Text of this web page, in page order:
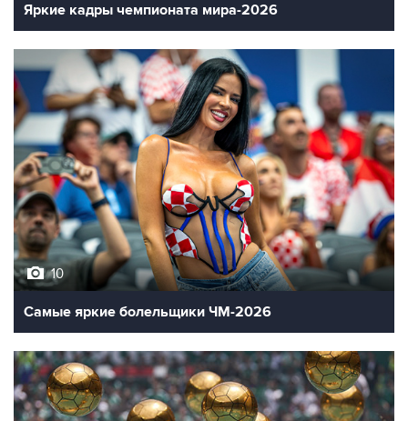
Яркие кадры чемпионата мира-2026
10
Самые яркие болельщики ЧМ-2026